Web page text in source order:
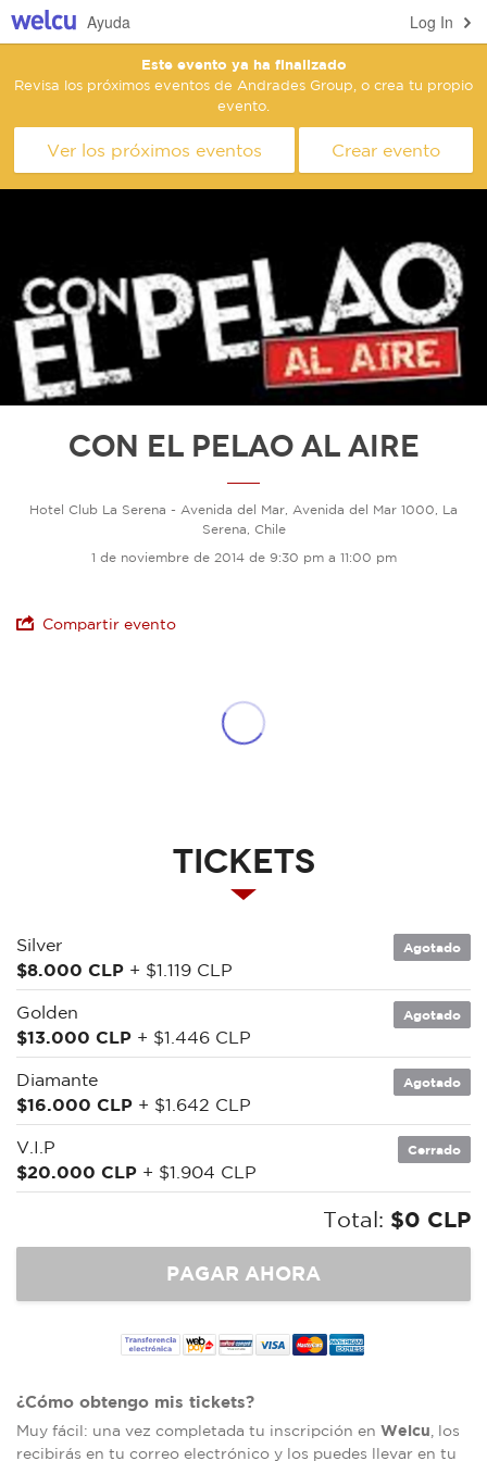
Log In
Ayuda
Este evento ya ha finalizado
Revisa los próximos eventos de Andrades Group, o crea tu propio
evento.
Ver los próximos eventos Crear evento
Con el Pelao al Aire
Hotel Club La Serena - Avenida del Mar, Avenida del Mar 1000, La
Serena, Chile
1 de noviembre de 2014 de 9:30 pm a 11:00 pm
Compartir evento
Tickets
Silver
$8.000 CLP + $1.119 CLP
Agotado
Golden
$13.000 CLP + $1.446 CLP
Agotado
Diamante
$16.000 CLP + $1.642 CLP
Agotado
V.I.P
$20.000 CLP + $1.904 CLP
Cerrado
Total: $0 CLP
¿Cómo obtengo mis tickets?
Muy fácil: una vez completada tu inscripción en Welcu , los
recibirás en tu correo electrónico y los puedes llevar en tu